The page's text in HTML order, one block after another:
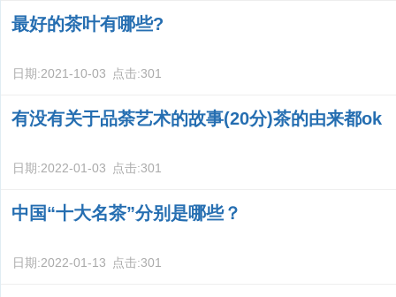
最好的茶叶有哪些?
日期:2021-10-03 点击:301
有没有关于品荼艺术的故事(20分)茶的由来都ok
日期:2022-01-03 点击:301
中国“十大名茶”分别是哪些？
日期:2022-01-13 点击:301